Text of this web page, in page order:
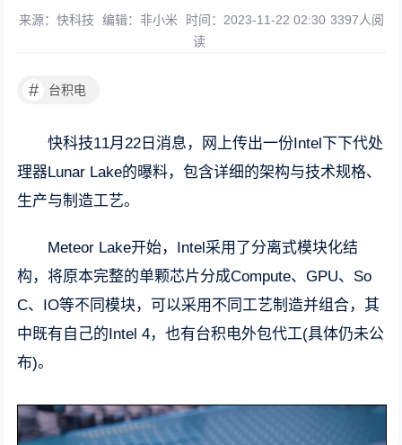
来源：快科技 编辑：非小米 时间：2023-11-22 02:30 3397人阅
读
# 台积电
快科技11月22日消息，网上传出一份Intel下下代处
理器Lunar Lake的曝料，包含详细的架构与技术规格、
生产与制造工艺。
Meteor Lake开始，Intel采用了分离式模块化结
构，将原本完整的单颗芯片分成Compute、GPU、So
C、IO等不同模块，可以采用不同工艺制造并组合，其
中既有自己的Intel 4，也有台积电外包代工(具体仍未公
布)。